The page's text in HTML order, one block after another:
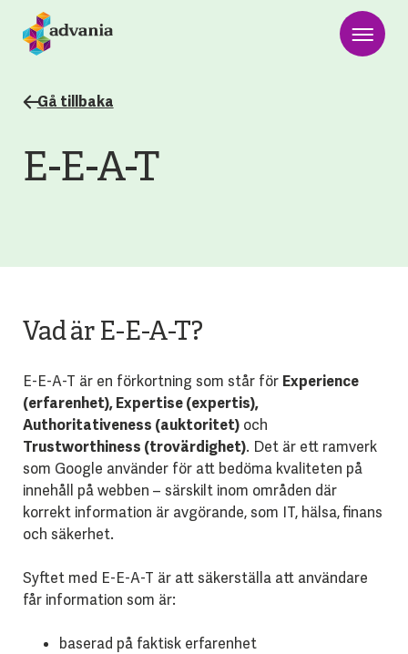
Gå tillbaka
E-E-A-T
Vad är E-E-A-T?
E-E-A-T är en förkortning som står för Experience
(erfarenhet), Expertise (expertis),
Authoritativeness (auktoritet)och
Trustworthiness (trovärdighet). Det är ett ramverk
som Google använder för att bedöma kvaliteten på
innehåll på webben – särskilt inom områden där
korrekt information är avgörande, som IT, hälsa, finans
och säkerhet.
Syftet med E-E-A-T är att säkerställa att användare
får information som är:
baserad på faktisk erfarenhet